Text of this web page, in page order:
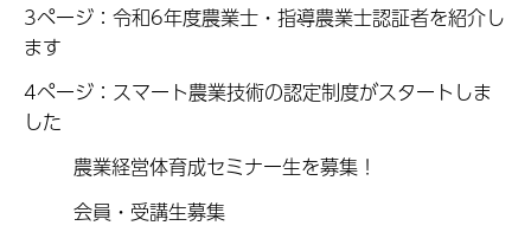
3ページ：令和6年度農業士・指導農業士認証者を紹介し
ます
4ページ：スマート農業技術の認定制度がスタートしま
した
農業経営体育成セミナー生を募集！
会員・受講生募集